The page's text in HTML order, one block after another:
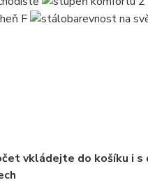
vkládejte do košíku i s